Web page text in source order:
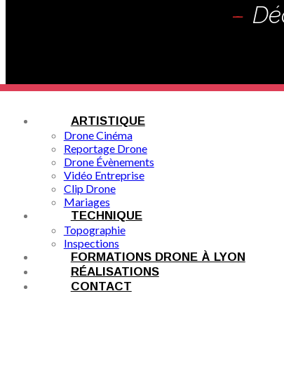
ARTISTIQUE
Drone Cinéma
Reportage Drone
Drone Évènements
Vidéo Entreprise
Clip Drone
Mariages
TECHNIQUE
Topographie
Inspections
FORMATIONS DRONE À LYON
RÉALISATIONS
CONTACT